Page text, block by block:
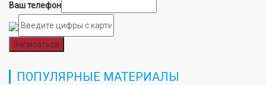
Ваш телефон
Записаться
ПОПУЛЯРНЫЕ МАТЕРИАЛЫ